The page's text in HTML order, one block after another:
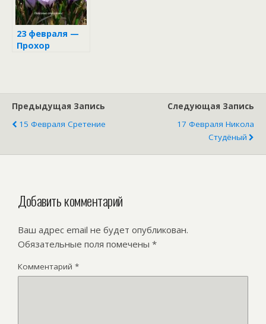
23 февраля —
Прохор
Предыдущая Запись
15 Февраля Сретение
Следующая Запись
17 Февраля Никола
Студёный
Добавить комментарий
Ваш адрес email не будет опубликован.
Обязательные поля помечены *
Комментарий *